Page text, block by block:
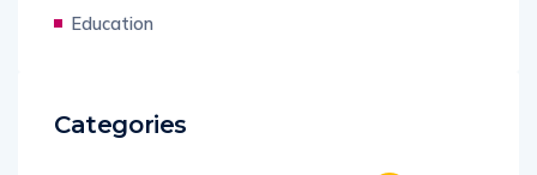
Education
Categories